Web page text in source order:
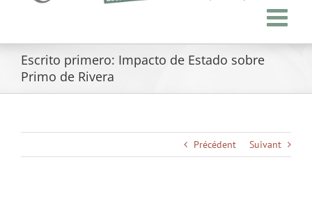
Escrito primero: Impacto de Estado sobre
Primo de Rivera
Précédent Suivant